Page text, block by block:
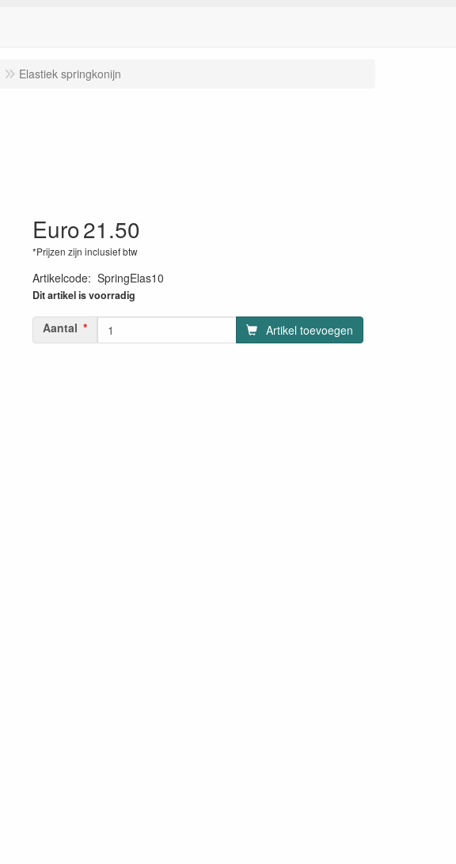
Elastiek springkonijn
Euro21.50
*Prijzen zijn inclusief btw
Artikelcode: SpringElas10
Dit artikel is voorradig
Aantal Artikel toevoegen